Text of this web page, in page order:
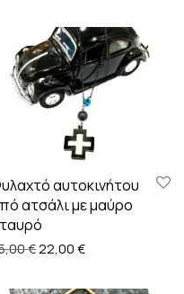
20,00 €.
αυτοκινήτου
ατσάλι με μαύρο
€ Original price was:
22,00 €Η τρέχουσα